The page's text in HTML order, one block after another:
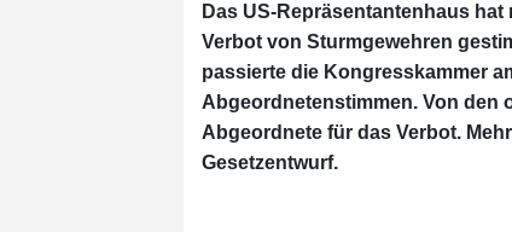
Das US-Repräsentantenhaus
Verbot von Sturmgewehren
passierte die Kongresskammer
Abgeordnetenstimmen. Von den
Abgeordnete für das Verbot.
Gesetzentwurf.